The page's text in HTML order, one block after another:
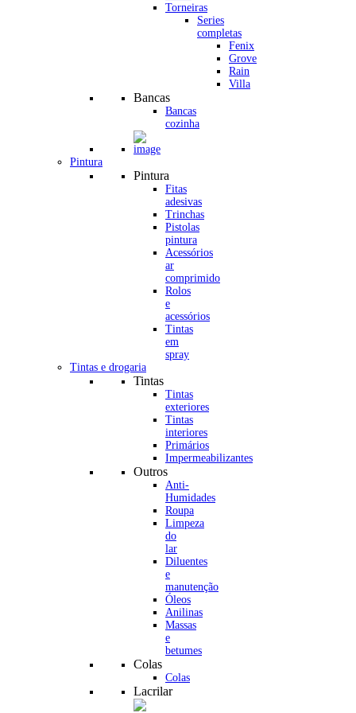
Torneiras
Series
completas
Fenix
Grove
Rain
Villa
Bancas
Bancas
cozinha
Pintura
Pintura
Fitas
adesivas
Trinchas
Pistolas
pintura
Acessórios
ar
comprimido
Rolos
e
acessórios
Tintas
em
spray
Tintas e drogaria
Tintas
Tintas
exteriores
Tintas
interiores
Primários
Impermeabilizantes
Outros
Anti-
Humidades
Roupa
Limpeza
do
lar
Diluentes
e
manutenção
Óleos
Anilinas
Massas
e
betumes
Colas
Colas
Lacrilar